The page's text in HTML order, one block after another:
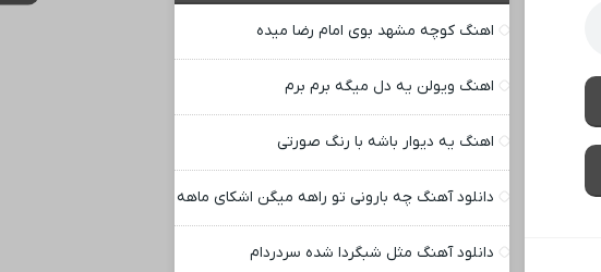
اهنگ کوچه مشهد بوی امام رضا میده
اهنگ ویولن یه دل میگه برم برم
اهنگ یه دیوار باشه با رنگ صورتی
دانلود آهنگ چه بارونی تو راهه میگن اشکای ماهه
دانلود آهنگ مثل شبگردا شده سردردام